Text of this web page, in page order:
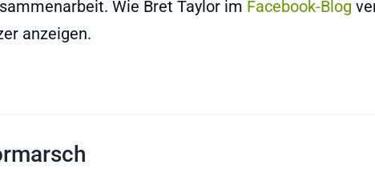
Wie Bret Taylor im Facebook-Blog
anzeigen.